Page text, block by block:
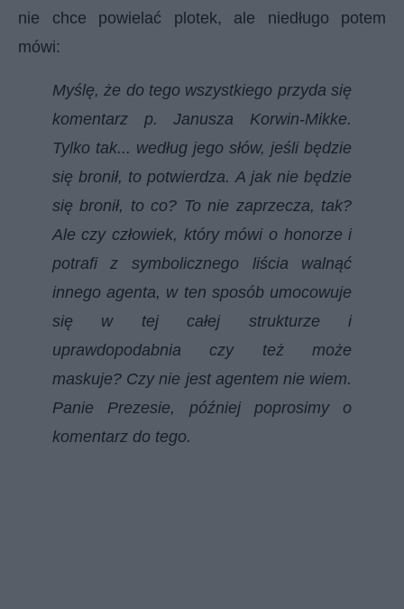
nie chce powielać plotek, ale niedługo potem
mówi:
Myślę, że do tego wszystkiego przyda się
komentarz p. Janusza Korwin-Mikke.
Tylko tak... według jego słów, jeśli będzie
się bronił, to potwierdza. A jak nie będzie
się bronił, to co? To nie zaprzecza, tak?
Ale czy człowiek, który mówi o honorze i
potrafi z symbolicznego liścia walnąć
innego agenta, w ten sposób umocowuje
się w tej całej strukturze i
uprawdopodabnia czy też może
maskuje? Czy nie jest agentem nie wiem.
Panie Prezesie, później poprosimy o
komentarz do tego.